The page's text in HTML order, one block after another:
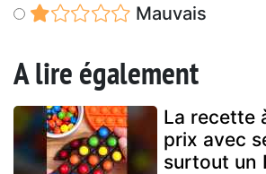
Mauvais
A lire également
La recette
prix avec
surtout un